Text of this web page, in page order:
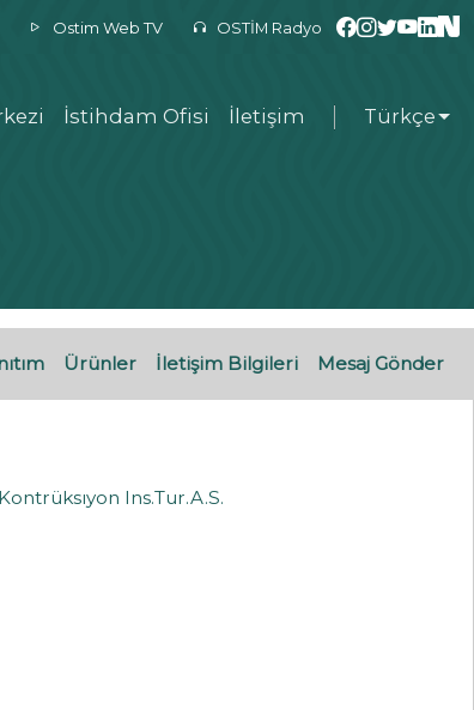
Ostim Web TV OSTİM Radyo
İstihdam Ofisi İletişim Türkçe
Ürünler İletişim Bilgileri Mesaj Gönder
Ins.Tur.A.S.